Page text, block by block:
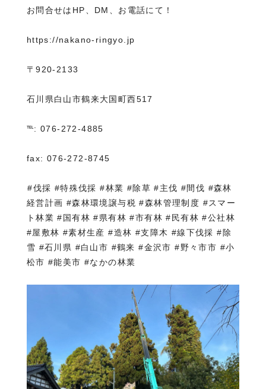
お問合せはHP、DM、お電話にて！
https://nakano-ringyo.jp⁡
〒920-2133
石川県白山市鶴来大国町西517
℡: 076-272-4885
fax: 076-272-8745
⁡#伐採 #特殊伐採 #林業 #除草 #主伐 #間伐 #森林
経営計画 #森林環境譲与税 #森林管理制度 #スマー
ト林業 #国有林 #県有林 #市有林 #民有林 #公社林
#屋敷林 #素材生産 #造林 #支障木 #線下伐採 #除
雪 #石川県 #白山市 #鶴来 #金沢市 #野々市市 #小
松市 #能美市 #なかの林業